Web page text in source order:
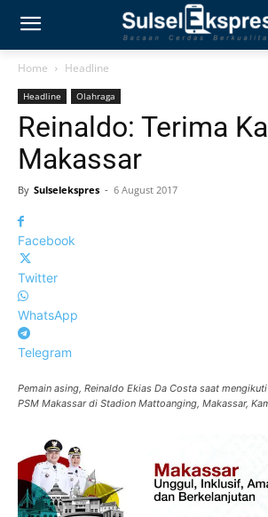
Home Headline
Headline Olahraga
Reinaldo: Terima
Makassar
By Sulselekspres - 6 August 2017
Facebook
Twitter
WhatsApp
Telegram
Pemain asing, Reinaldo Ekias Da Costa saat
PSM Makassar di Stadion Mattoanging, Makassar,